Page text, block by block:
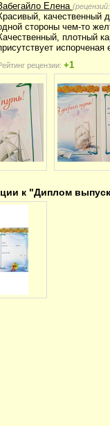
Елена
качественный
стороны чем-то
плотный
испорченая
рецензии: +1
к "Диплом